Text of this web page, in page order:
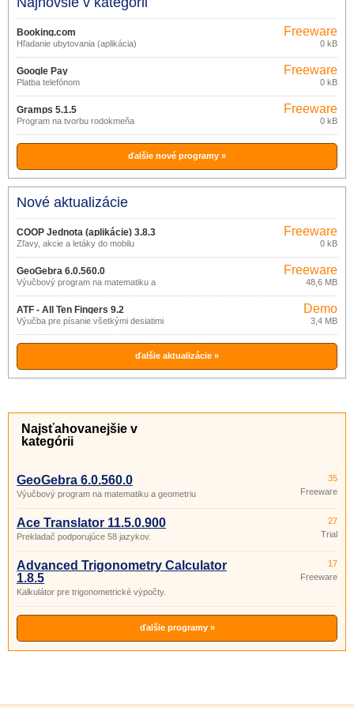
Booking.com
Hľadanie ubytovania (aplikácia)
Freeware
0 kB
Google Pay
Platba telefónom
Freeware
0 kB
Gramps 5.1.5
Program na tvorbu rodokmeňa
Freeware
0 kB
ďalšie nové programy »
Nové aktualizácie
COOP Jednota (aplikácie) 3.8.3
Zľavy, akcie a letáky do mobilu
Freeware
0 kB
GeoGebra 6.0.560.0
Výučbový program na matematiku a
Freeware
48,6 MB
ATF - All Ten Fingers 9.2
Výučba pre písanie všetkými desiatimi
Demo
3,4 MB
ďalšie aktualizácie »
Najsťahovanejšie v
kategórii
GeoGebra 6.0.560.0
Výučbový program na matematiku a geometriu
35
Freeware
Ace Translator 11.5.0.900
Prekladač podporujúce 58 jazykov.
27
Trial
Advanced Trigonometry Calculator
1.8.5
Kalkulátor pre trigonometrické výpočty.
17
Freeware
ďalšie programy »